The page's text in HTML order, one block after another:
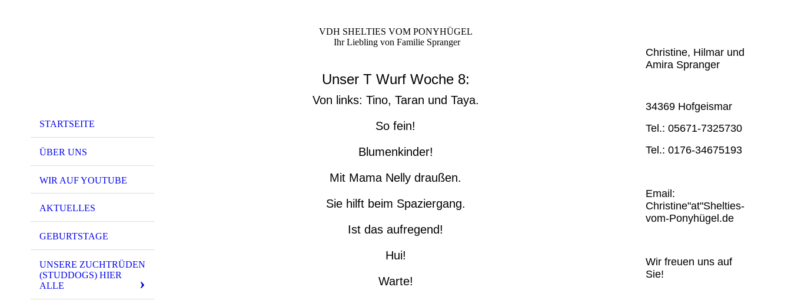
STARTSEITE
ÜBER UNS
WIR AUF YOUTUBE
AKTUELLES
GEBURTSTAGE
UNSERE ZUCHTRÜDEN
(STUDDOGS) HIER
ALLE
VDH SHELTIES VOM PONYHÜGEL
Ihr Liebling von Familie Spranger
Unser T Wurf Woche 8:
Von links: Tino, Taran und Taya.
So fein!
Blumenkinder!
Mit Mama Nelly draußen.
Sie hilft beim Spaziergang.
Ist das aufregend!
Hui!
Warte!
Christine, Hilmar und
Amira Spranger
34369 Hofgeismar
Tel.: 05671-7325730
Tel.: 0176-34675193
Email:
Christine"at"Shelties-
vom-Ponyhügel.de
Wir freuen uns auf
Sie!